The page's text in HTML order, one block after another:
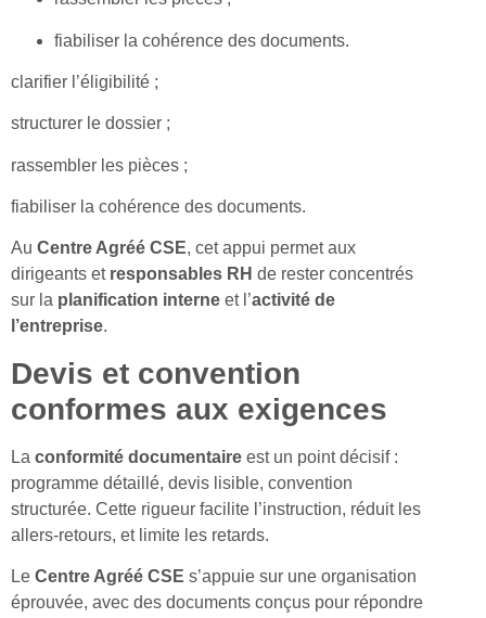
fiabiliser la cohérence des documents.
clarifier l’éligibilité ;
structurer le dossier ;
rassembler les pièces ;
fiabiliser la cohérence des documents.
Au Centre Agréé CSE, cet appui permet aux
dirigeants et responsables RH de rester concentrés
sur la planification interne et l’activité de
l’entreprise.
Devis et convention
conformes aux exigences
La conformité documentaire est un point décisif :
programme détaillé, devis lisible, convention
structurée. Cette rigueur facilite l’instruction, réduit les
allers-retours, et limite les retards.
Le Centre Agréé CSE s’appuie sur une organisation
éprouvée, avec des documents conçus pour répondre